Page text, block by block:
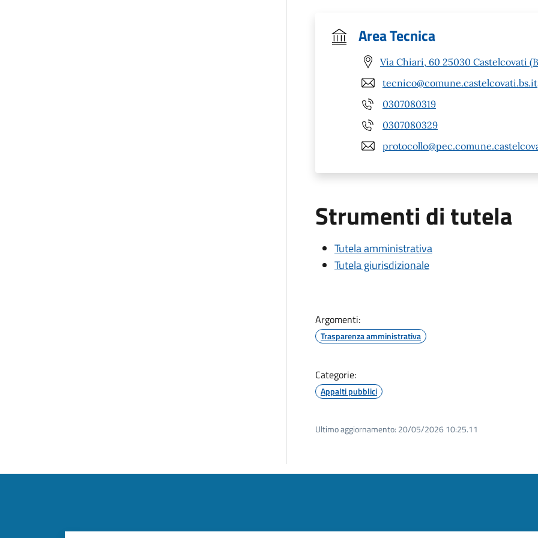
Area Tecnica
Via Chiari, 60 25030 Castelcovati
tecnico@comune.castelcovati.bs.it
0307080319
0307080329
Strumenti di tutela
Tutela amministrativa
Tutela giurisdizionale
Argomenti:
Trasparenza amministrativa
Categorie:
Appalti pubblici
Ultimo aggiornamento: 20/05/2026 10:25.11